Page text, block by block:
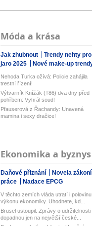
Móda a krása
Jak zhubnout
Trendy nehty pro
jaro 2025
Nové make-up
Nehoda Turka ožívá: Policie zahájila
trestní řízení!
Výtvarník Knížák (†86) dva dny před
pohřbem: Vyhrál soud!
Pfauserová z Řachandy: Unavená
mamina i sexy dračice!
Ekonomika a byznys
Daňové přiznání
Novela
práce
Nadace EPCG
V těchto zemích vláda utratí i polovinu
výkonu ekonomiky. Uhodnete, kd...
Brusel ustoupil. Zprávy o udržitelnosti
dopadnou jen na největší české...